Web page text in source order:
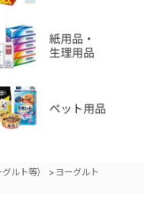
ルト等） > ヨーグルト